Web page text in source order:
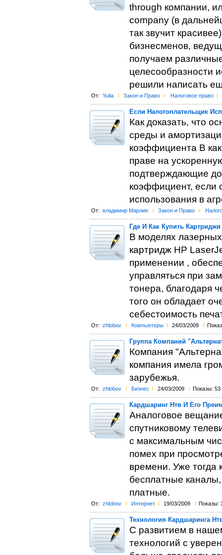
through компании,
company (в
так звучит
бизнесменов,
получаем
целесообразности
решили написать
От: Yulia l Закон и Право > Налоговое право l
Если Налогоплательщик
Как доказать, что
среды и
коэффициента В
праве на
подтверждающие
коэффициент, если
использования в
От: владимир Марлин l Закон и Право >
Где И Как Купить
В моделях
картридж HP
применении ,
управляться при
тонера, благодаря
того он обладает
себестоимость
От: zhlobov l Компьютеры l 24/03/2009 l
Группа Компаний
Компания
компания имела
зарубежья.
От: zhlobov l Бизнес l 24/03/2009 l Показы: 53
Кардшаринг Нтв И Его
Аналоговое
спутниковому
с максимальным
помех при
времени. Уже
бесплатные
платные.
От: zhlobov l Интернет l 19/03/2009 l Показы:
Технология Кардшаринга
С развитием в
технологий с